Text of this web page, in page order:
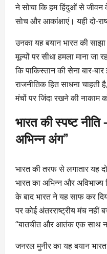
ने सोचा कि हम हिंदुओं से जीवन
सोच और आकांक्षाएं। यही दो-
उनका यह बयान भारत की
मूल्यों पर सीधा हमला माना जा
कि पाकिस्तान की सेना बार-
राजनीतिक हित साधना चाहती
मंचों पर जिंदा रखने की नाकाम
भारत की स्पष्ट
अभिन्न अंग”
भारत की तरफ से लगातार यह
भारत का अभिन्न और
के बाद भारत ने यह साफ कर
पर कोई अंतरराष्ट्रीय मंच नहीं
“बातचीत और आतंक एक साथ
जनरल मुनीर का यह बयान